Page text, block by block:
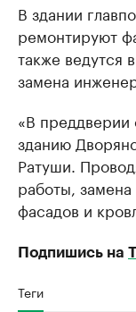
В здании
ремонтируют
также ведутся
замена
«В
зданию
Ратуши.
работы,
фасадов и
Подпишись на
Теги